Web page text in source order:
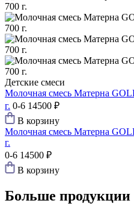
Детские смеси
Молочная смесь Матерна
г. 0-6 14500 ₽
В корзину
Молочная смесь Матерна
г.
0-6 14500 ₽
В корзину
Больше продукции